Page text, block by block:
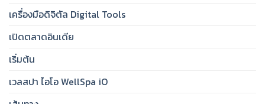
เครื่องมือดิจิตัล Digital Tools
เปิดตลาดอินเดีย
เริ่มต้น
เวลสปา ไอโอ WellSpa iO